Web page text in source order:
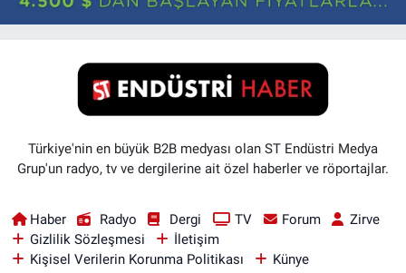
Türkiye'nin en büyük B2B medyası olan ST Endüstri Medya
Grup'un radyo, tv ve dergilerine ait özel haberler ve röportajlar.
Haber Radyo Dergi TV Forum
Zirve
Gizlilik Sözleşmesi
İletişim
Kişisel Verilerin Korunma Politikası
Künye